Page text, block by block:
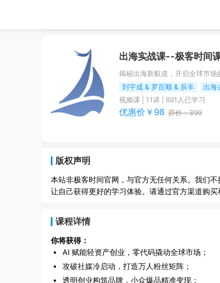
出海实战课--极客时间
揭秘出海新航道，开启全球市场
刘宇成 & 罗百顺 & 辰丰
出海
视频课
11讲 | 691 人已学习
优惠价￥ 98 原价：399
版权声明
本站非极客时间官网，与官方无任何关系。我们
让自己获得更好的学习体验。请通过官方渠道购买
课程详情
你将获得：
AI 赋能轻资产创业，零代码撬动全球市场；
攻破社媒冷启动，打造万人粉丝矩阵；
透明创业构筑品牌，小众爆品精准变现；